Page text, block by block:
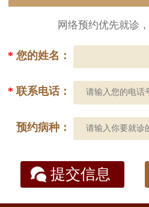
网络预约优先就诊
*您的姓名：
*联系电话：
预约病种：
提交信息